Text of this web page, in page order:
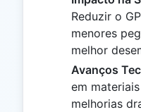
Reduzir o
menores
melhor
Avanços
em
melhorias